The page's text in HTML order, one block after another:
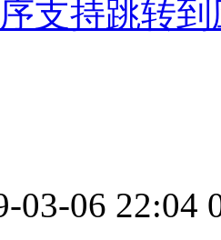
支持跳转
03-06 22:04